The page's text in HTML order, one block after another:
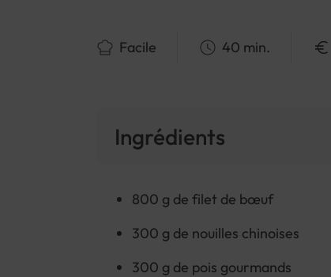
Facile 40 min.
Ingrédients
800 g de filet de bœuf
300 g de nouilles chinoises
300 g de pois gourmands